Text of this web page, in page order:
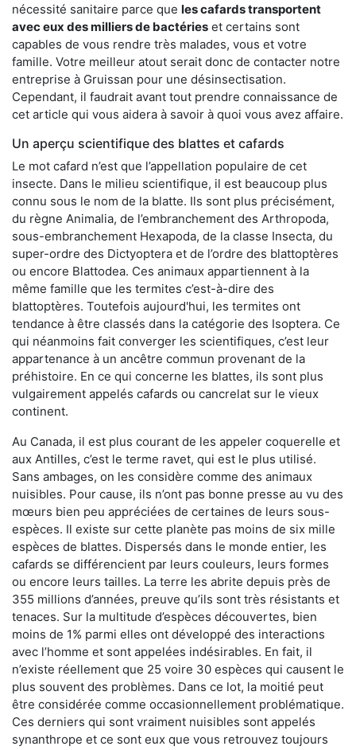
nécessité sanitaire parce que les cafards transportent
avec eux des milliers de bactéries et certains sont
capables de vous rendre très malades, vous et votre
famille. Votre meilleur atout serait donc de contacter notre
entreprise à Gruissan pour une désinsectisation.
Cependant, il faudrait avant tout prendre connaissance de
cet article qui vous aidera à savoir à quoi vous avez affaire.
Un aperçu scientifique des blattes et cafards
Le mot cafard n’est que l’appellation populaire de cet
insecte. Dans le milieu scientifique, il est beaucoup plus
connu sous le nom de la blatte. Ils sont plus précisément,
du règne Animalia, de l’embranchement des Arthropoda,
sous-embranchement Hexapoda, de la classe Insecta, du
super-ordre des Dictyoptera et de l’ordre des blattoptères
ou encore Blattodea. Ces animaux appartiennent à la
même famille que les termites c’est-à-dire des
blattoptères. Toutefois aujourd'hui, les termites ont
tendance à être classés dans la catégorie des Isoptera. Ce
qui néanmoins fait converger les scientifiques, c’est leur
appartenance à un ancêtre commun provenant de la
préhistoire. En ce qui concerne les blattes, ils sont plus
vulgairement appelés cafards ou cancrelat sur le vieux
continent.
Au Canada, il est plus courant de les appeler coquerelle et
aux Antilles, c’est le terme ravet, qui est le plus utilisé.
Sans ambages, on les considère comme des animaux
nuisibles. Pour cause, ils n’ont pas bonne presse au vu des
mœurs bien peu appréciées de certaines de leurs sous-
espèces. Il existe sur cette planète pas moins de six mille
espèces de blattes. Dispersés dans le monde entier, les
cafards se différencient par leurs couleurs, leurs formes
ou encore leurs tailles. La terre les abrite depuis près de
355 millions d’années, preuve qu’ils sont très résistants et
tenaces. Sur la multitude d’espèces découvertes, bien
moins de 1% parmi elles ont développé des interactions
avec l’homme et sont appelées indésirables. En fait, il
n’existe réellement que 25 voire 30 espèces qui causent le
plus souvent des problèmes. Dans ce lot, la moitié peut
être considérée comme occasionnellement problématique.
Ces derniers qui sont vraiment nuisibles sont appelés
synanthrope et ce sont eux que vous retrouvez toujours